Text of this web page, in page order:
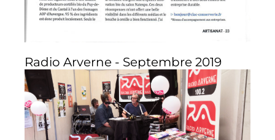
Radio Arverne - Septembre 2019